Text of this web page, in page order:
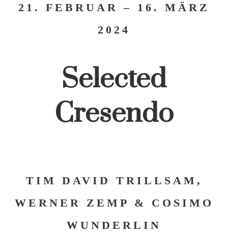
21. FEBRUAR – 16. MÄRZ
2024
Selected
Cresendo
TIM DAVID TRILLSAM,
WERNER ZEMP & COSIMO
WUNDERLIN